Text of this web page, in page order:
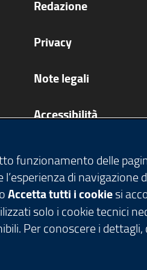
funzionamento delle
di
Accetta tutti i cookiesi
solo i cookie tecnici
Per conoscere i
Redazione
Privacy
Note legali
Accessibilità
Impostazione Cookie